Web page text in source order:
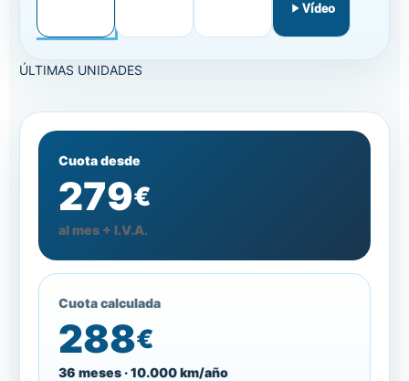
Vídeo
ÚLTIMAS UNIDADES
Cuota desde
279€
al mes + I.V.A.
Cuota calculada
288€
36 meses · 10.000 km/año